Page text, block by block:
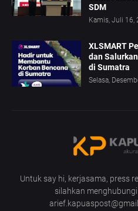
SDM
Kamis, Juli 16,
XLSMART
dan
di Sumatra
Selasa,
Untuk say hi, kerjasama, press
silahkan